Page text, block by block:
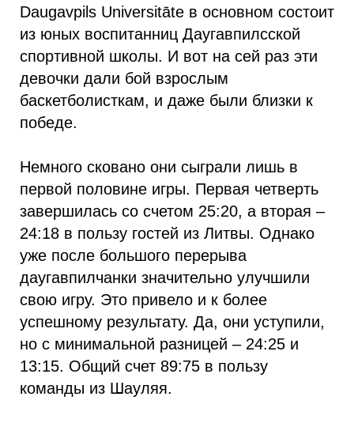
Daugavpils Universitāte в основном состоит
из юных воспитанниц Даугавпилсской
спортивной школы. И вот на сей раз эти
девочки дали бой взрослым
баскетболисткам, и даже были близки к
победе.
Немного сковано они сыграли лишь в
первой половине игры. Первая четверть
завершилась со счетом 25:20, а вторая –
24:18 в пользу гостей из Литвы. Однако
уже после большого перерыва
даугавпилчанки значительно улучшили
свою игру. Это привело и к более
успешному результату. Да, они уступили,
но с минимальной разницей – 24:25 и
13:15. Общий счет 89:75 в пользу
команды из Шауляя.